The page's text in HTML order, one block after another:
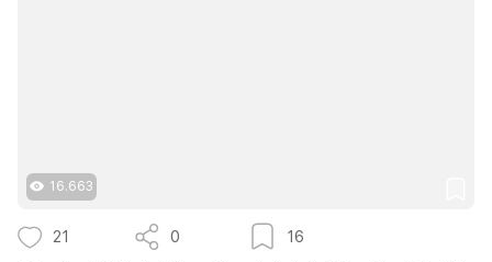
16.663
21 0 16